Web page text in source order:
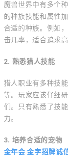
魔兽世界中有多个
的种族技能和属性
合适的种族。例如
击几率，适合追求
2. 熟悉猎人技能
猎人职业有多种技
等。玩家应该仔细
们。只有熟悉了技
力。
3. 培养合适的宠物
金年会 金字招牌诚